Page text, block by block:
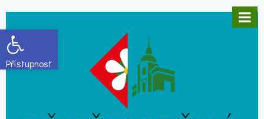
Open toolbar